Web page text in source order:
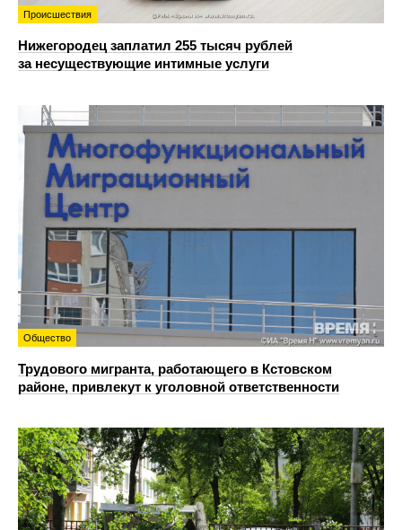
Происшествия
Нижегородец заплатил 255 тысяч рублей
за несуществующие интимные услуги
Общество
Трудового мигранта, работающего в Кстовском
районе, привлекут к уголовной ответственности